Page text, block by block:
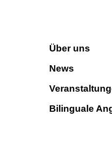
Über uns
News
Bilinguale